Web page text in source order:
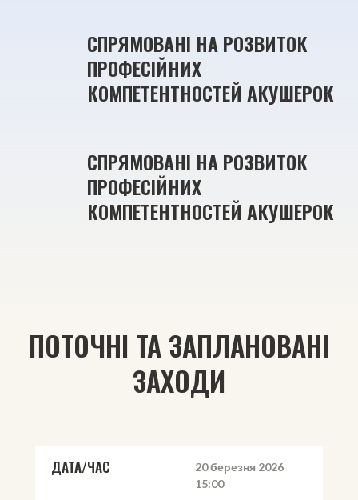
СПРЯМОВАНІ НА РОЗВИТОК
ПРОФЕСІЙНИХ
КОМПЕТЕНТНОСТЕЙ АКУШЕРОК
СПРЯМОВАНІ НА РОЗВИТОК
ПРОФЕСІЙНИХ
КОМПЕТЕНТНОСТЕЙ АКУШЕРОК
ПОТОЧНІ ТА ЗАПЛАНОВАНІ
ЗАХОДИ
ДАТА/ЧАС
20 березня 2026
15:00